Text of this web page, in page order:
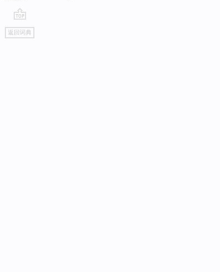
go
top
返回词典